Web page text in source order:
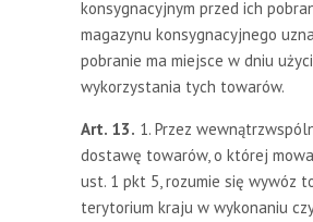
konsygnacyjnym przed ich
magazynu konsygnacyjnego
pobranie ma miejsce w dniu
wykorzystania tych towarów.
Art. 13. 1. Przez
dostawę towarów, o której
ust. 1 pkt 5, rozumie się wywóz
terytorium kraju w wykonaniu